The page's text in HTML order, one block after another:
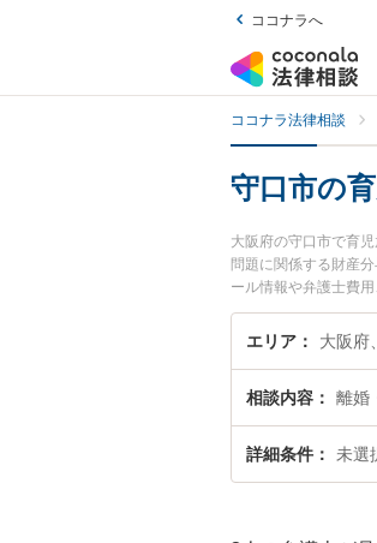
ココナラへ
ココナラ法律相談
守口市の
大阪府の守口市で育
問題に関係する財産
ール情報や弁護士費
婚問題のトラブル解
相談者さんにおすす
エリア 大阪府
相談内容 離婚
詳細条件 未選